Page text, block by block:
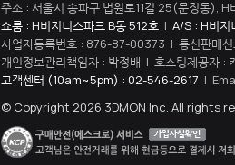
주소 : 서울시 송파구 법원로11길 25(문정동),
쇼룸 : H비지니스파크 B동 512호 | A/S : H비지
사업자등록번호 : 876-87-00373 | 통신판매
개인정보관리책임자 : 박정배 | 호스팅제공자 :
고객센터 (10am~5pm) : 02-546-2617 |
© Copyright 2026 3DMON Inc. All rights